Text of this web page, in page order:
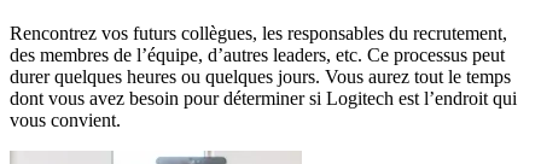
Rencontrez vos futurs collègues, les responsables du recrutement,
des membres de l’équipe, d’autres leaders, etc. Ce processus peut
durer quelques heures ou quelques jours. Vous aurez tout le temps
dont vous avez besoin pour déterminer si Logitech est l’endroit qui
vous convient.